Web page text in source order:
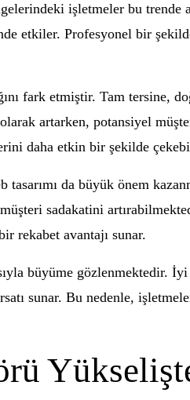
işletmeler bu
etkiler. Profesyonel bir
fark etmiştir. Tam tersine,
olarak artarken, potansiyel
daha etkin bir şekilde
da büyük önem
sadakatini
rekabet avantajı sunar.
büyüme gözlenmektedir.
sunar. Bu nedenle,